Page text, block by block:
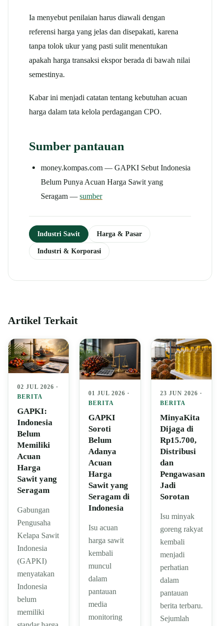
Ia menyebut penilaian harus diawali dengan
referensi harga yang jelas dan disepakati, karena
tanpa tolok ukur yang pasti sulit menentukan
apakah harga transaksi ekspor berada di bawah nilai
semestinya.
Kabar ini menjadi catatan tentang kebutuhan acuan
harga dalam tata kelola perdagangan CPO.
Sumber pantauan
money.kompas.com — GAPKI Sebut Indonesia
Belum Punya Acuan Harga Sawit yang
Seragam —sumber
Industri Sawit Harga & Pasar
Industri & Korporasi
Artikel Terkait
02 JUL 2026 ·
BERITA
GAPKI:
Indonesia
Belum
Memiliki
Acuan
Harga
Sawit yang
Seragam
Gabungan
Pengusaha
Kelapa Sawit
Indonesia
(GAPKI)
menyatakan
Indonesia
belum
memiliki
01 JUL 2026 ·
BERITA
GAPKI
Soroti
Belum
Adanya
Acuan
Harga
Sawit yang
Seragam di
Indonesia
Isu acuan
harga sawit
kembali
muncul
dalam
pantauan
media
monitoring
23 JUN 2026 ·
BERITA
MinyaKita
Dijaga di
Rp15.700,
Distribusi
dan
Pengawasan
Jadi
Sorotan
Isu minyak
goreng rakyat
kembali
menjadi
perhatian
dalam
pantauan
berita terbaru.
Sejumlah